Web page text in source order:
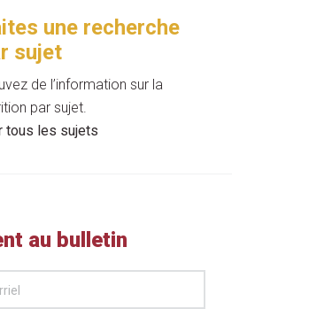
une recherche
sujet
de l’information sur la
par sujet.
tous les sujets
au bulletin